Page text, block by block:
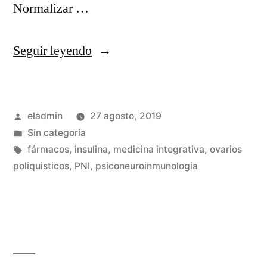
Normalizar …
Seguir leyendo«SOP
Ovarios
Poliquísticos»
Publicado
por
eladmin
27 agosto, 2019
Publicado
en
Sin categoría
Etiquetas:
fármacos, insulina, medicina integrativa, ovarios
poliquisticos, PNI, psiconeuroinmunologia